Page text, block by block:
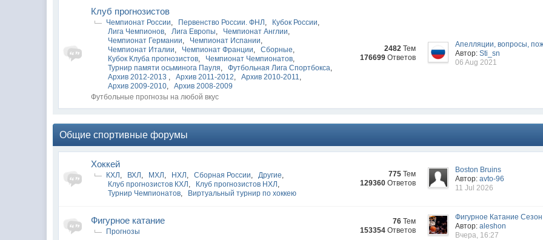
Клуб прогнозистов
Чемпионат России, Первенство России. ФНЛ , Кубок России,
Лига Чемпионов, Лига Европы, Чемпионат Англии,
Чемпионат Германии, Чемпионат Испании,
Чемпионат Италии, Чемпионат Франции, Сборные,
Кубок Клуба прогнозистов, Чемпионат Чемпионатов,
Турнир памяти осьминога Пауля, Футбольная Лига Спортбокса,
Архив 2012-2013 , Архив 2011-2012, Архив 2010-2011,
Архив 2009-2010,
Архив 2008-2009
Футбольные прогнозы на любой вкус
2482 Тем
176699 Ответов
Апелляции, вопросы,
Автор:Sti_sn
06 Aug 2021
Общие спортивные форумы
Хоккей
КХЛ , ВХЛ , МХЛ , НХЛ , Сборная России, Другие,
Клуб прогнозистов КХЛ , Клуб прогнозистов НХЛ ,
Турнир Чемпионатов, Виртуальный турнир по хоккею
775 Тем
129360 Ответов
Boston Bruins
Автор:avto-96
11 Jul 2026
Фигурное катание
Прогнозы
76 Тем
153354 Ответов
Фигурное Катание
Автор:aleshon
Вчера, 16:27